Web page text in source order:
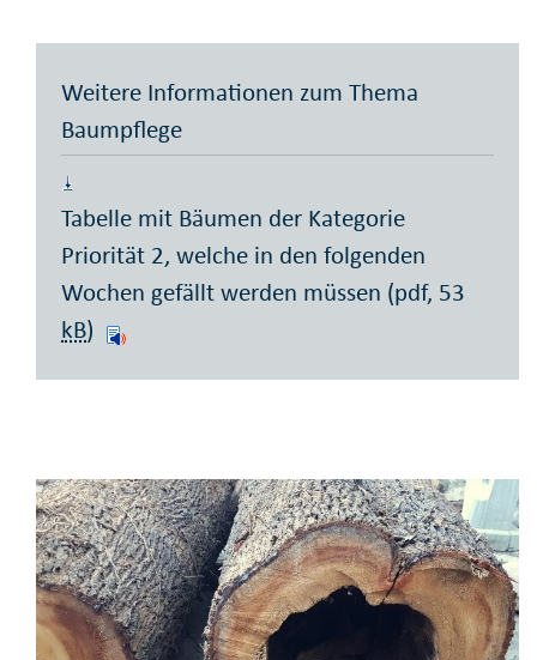
Weitere Informationen zum Thema
Baumpflege
Tabelle mit Bäumen der Kategorie
Priorität 2, welche in den folgenden
Wochen gefällt werden müssen (pdf, 53
kB)